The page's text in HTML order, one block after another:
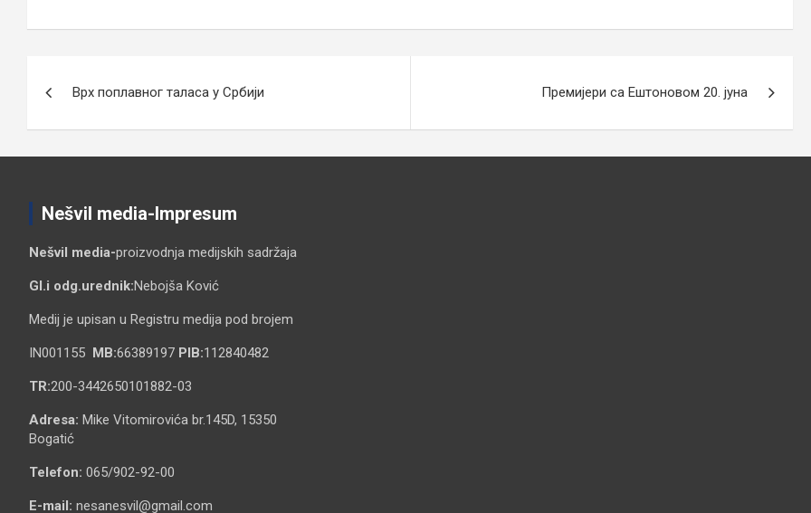
чланка
Врх поплавног таласа у Србији Премијери са Ештоновом 20. јуна
Nešvil media-Impresum
Nešvil media-proizvodnja medijskih sadržaja
Gl.i odg.urednik:Nebojša Ković
Medij je upisan u Registru medija pod brojem
IN001155 MB:66389197 PIB:112840482
TR:200-3442650101882-03
Adresa: Mike Vitomirovića br.145D, 15350
Bogatić
Telefon: 065/902-92-00
E-mail: nesanesvil@gmail.com